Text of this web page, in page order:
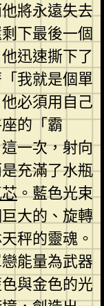
將永遠失去
下最後一個
迅速撕下了
我就是個單
必須用自己
的「霸
一次，射向
充滿了水瓶
。藍色光束
大的、旋轉
秤的靈魂。
能量為武器
與金色的光